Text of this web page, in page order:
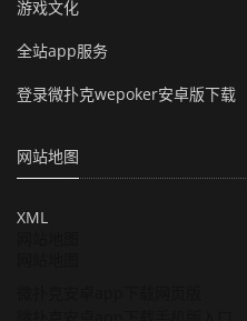
游戏文化
全站app服务
登录微扑克wepoker安卓版下载
网站地图
XML